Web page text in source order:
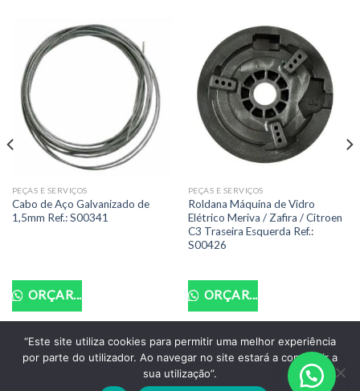
PEÇAS E SERVIÇOS
Cabo de Aço Galvanizado de
1,5mm Ref.: S00341
ORÇAR...
PEÇAS E SERVIÇOS
Roldana Máquina de Vidro
Elétrico Meriva / Zafira / Citroen
C3 Traseira Esquerda Ref.:
S00426
ORÇAR...
POLITICA DE PRIVACIDADE TERMOS DE USO
Copyright 2026 © Santo Auto Vidros e Chaveiro - CNPJ:
“Este site utiliza cookies para permitir uma melhor experiência
por parte do utilizador. Ao navegar no site estará a consentir a
sua utilização”.